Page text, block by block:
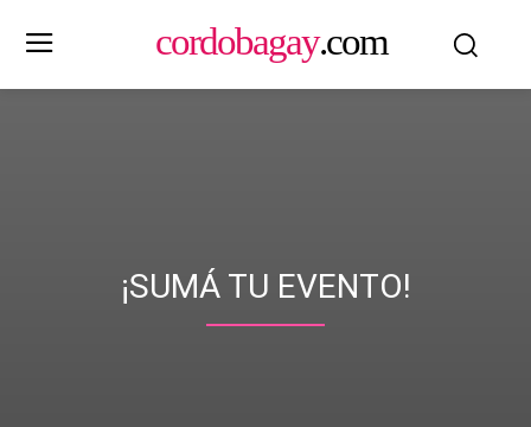
cordobagay.com
¡SUMÁ TU EVENTO!